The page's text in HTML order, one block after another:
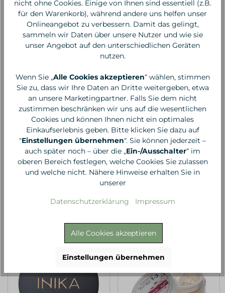
Loose Mineral
Foundation SPF 25 -
Freedom
49,00 €*
Inika
Loose Mineral
Foundation SPF 25 -
Inspiration
49,00 €*
nicht ohne Cookies. Einige von Ihnen sind essentiell (z.B.
für den Warenkorb), während andere uns helfen unser
Onlineangebot zu verbessern. Damit das gelingt,
sammeln wir Daten über unsere Nutzer und wie sie
unser Angebot auf den unterschiedlichen Geräten
nutzen.
Wenn Sie „Alle Cookies akzeptieren“ wählen, stimmen
Sie zu, dass wir Ihre Daten an Dritte weitergeben, etwa
an unsere Marketingpartner. Falls Sie dem nicht
zustimmen beschränken wir uns auf die wesentlichen
Cookies und können Ihnen nicht ein optimales
Einkaufserlebnis geben. Bitte klicken Sie dazu auf
"Einstellungen übernehmen". Sie können jederzeit –
auch später noch – über die „Ein-/Ausschalter“ im
oberen Bereich festlegen, welche Cookies Sie zulassen
und welche nicht. Nähere Hinweise erhalten Sie in
unserer
Datenschutzerklärung Impressum
Alle Cookies akzeptieren
Einstellungen übernehmen